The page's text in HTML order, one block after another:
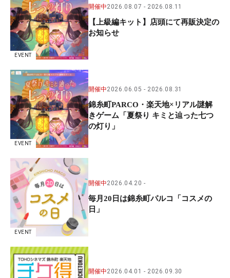
EVENT
開催中2026.08.07 2026.08.11
【上級編キット】店頭にて再販決定の
お知らせ
EVENT
開催中2026.06.05 2026.08.31
錦糸町PARCO・楽天地×リアル謎解
きゲーム「夏祭り キミと辿った七つ
の灯り」
EVENT
開催中2026.04.20
毎月20日は錦糸町パルコ「コスメの
日」
開催中2026.04.01 2026.09.30